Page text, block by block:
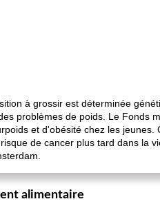
à grossir est déterminée
problèmes de poids. Le Fonds
et d'obésité chez les
de cancer plus tard dans la
alimentaire